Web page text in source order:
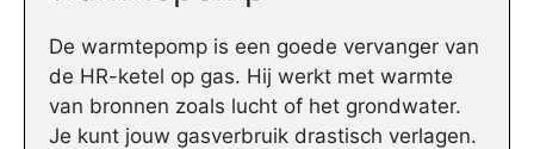
De warmtepomp is een goede vervanger van
de HR-ketel op gas. Hij werkt met warmte
van bronnen zoals lucht of het grondwater.
Je kunt jouw gasverbruik drastisch verlagen.